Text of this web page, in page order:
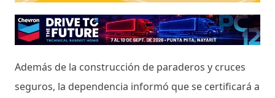
Además de la construcción de paraderos y cruces
seguros, la dependencia informó que se certificará a